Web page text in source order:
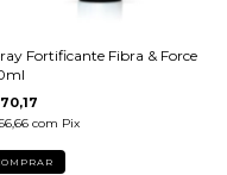
Fortificante Fibra & Force
com Pix